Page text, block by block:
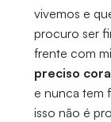
vivemos e
procuro ser
frente com
preciso
e nunca tem
isso não é